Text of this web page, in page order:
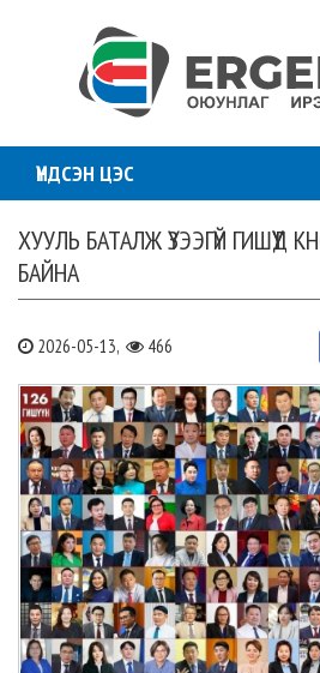
ҮНДСЭН ЦЭС
ХУУЛЬ БАТАЛЖ ҮЗЭЭГҮЙ
БАЙНА
2026-05-13, 466